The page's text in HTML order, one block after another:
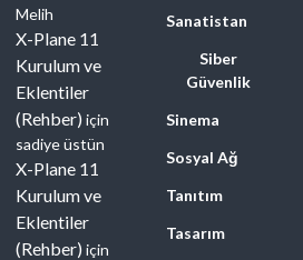
Melih
X-Plane 11
Kurulum ve
Eklentiler
(Rehber) için
sadiye üstün
X-Plane 11
Kurulum ve
Eklentiler
(Rehber) için
Sanatistan
Siber
Güvenlik
Sinema
Sosyal Ağ
Tanıtım
Tasarım